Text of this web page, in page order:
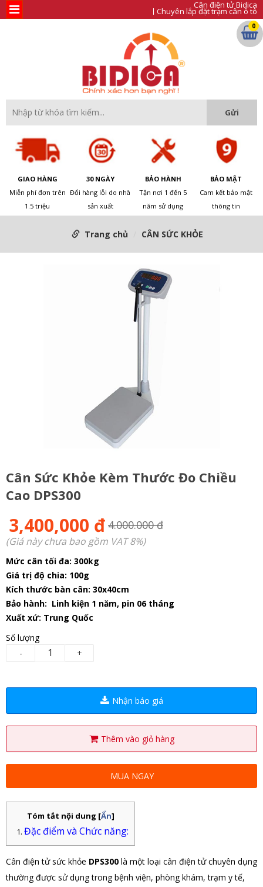
Cân điện tử Bidica
Chuyên lắp đặt trạm cân ô tô
GIAO HÀNG
Miễn phí đơn trên
1.5 triệu
30 NGÀY
Đổi hàng lỗi do nhà
sản xuất
BẢO HÀNH
Tận nơi 1 đến 5
năm sử dụng
BẢO MẬT
Cam kết bảo mật
thông tin
0
Trang chủ CÂN SỨC KHỎE
Cân Sức Khỏe Kèm Thước Đo Chiều
Cao DPS300
3,400,000 đ 4.000.000 đ
(Giá này chưa bao gồm VAT 8%)
Mức cân tối đa: 300kg
Giá trị độ chia: 100g
Kích thước bàn cân: 30x40cm
Bảo hành: Linh kiện 1 năm, pin 06 tháng
Xuất xứ: Trung Quốc
Số lượng
-
+
Nhận báo giá
Thêm vào giỏ hàng
MUA NGAY
Tóm tắt nội dung [Ẩn]
Đặc điểm và Chức năng:
Cân điện tử sức khỏe DPS300 là một loại cân điện tử chuyên dụng
thường được sử dụng trong bệnh viện, phòng khám, trạm y tế,